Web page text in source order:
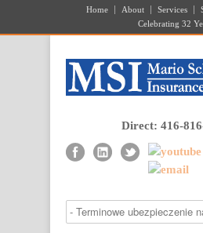
Home About Services
Celebrating 32
Direct: 416-